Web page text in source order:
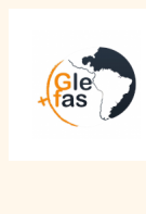
contenido